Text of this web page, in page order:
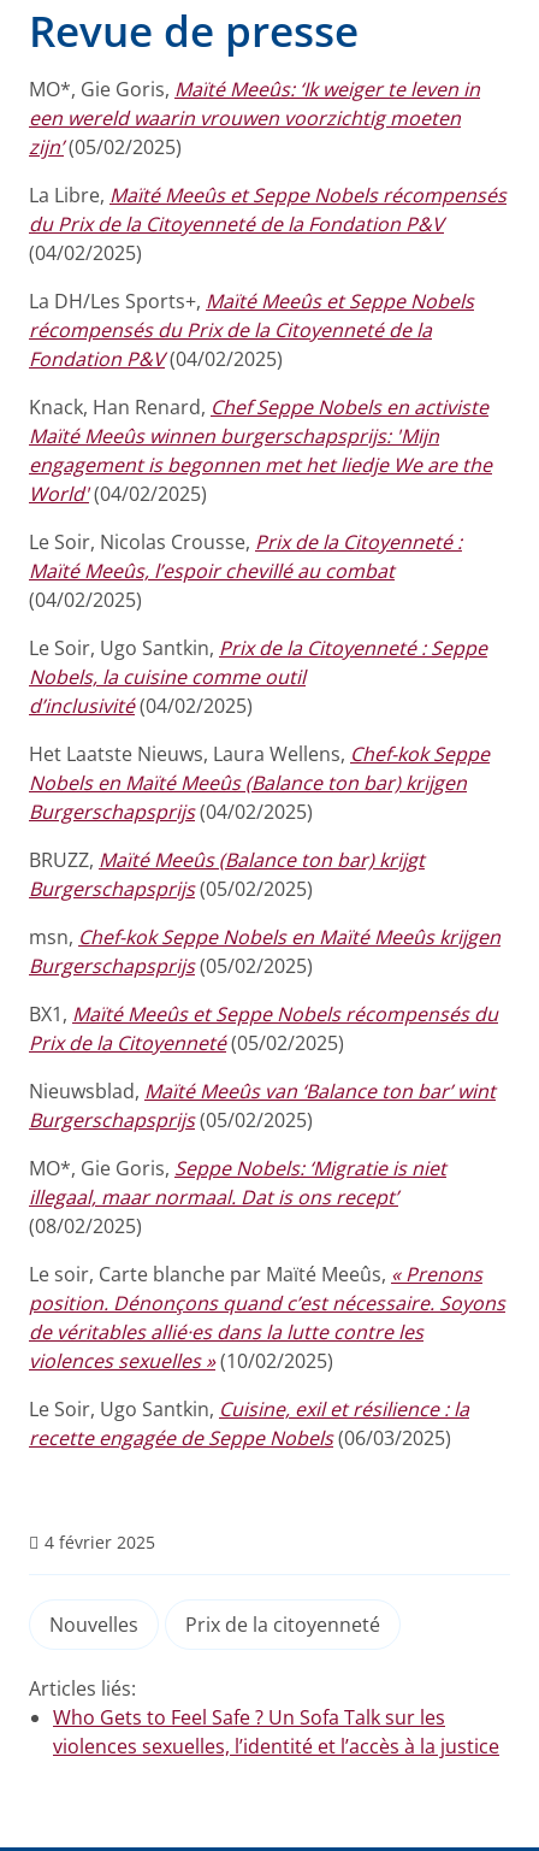
Revue de presse
MO*, Gie Goris, Maïté Meeûs: ‘Ik weiger te leven in
een wereld waarin vrouwen voorzichtig moeten
zijn’(05/02/2025)
La Libre, Maïté Meeûs et Seppe Nobels récompensés
du Prix de la Citoyenneté de la Fondation P&V
(04/02/2025)
La DH/Les Sports+, Maïté Meeûs et Seppe Nobels
récompensés du Prix de la Citoyenneté de la
Fondation P&V(04/02/2025)
Knack, Han Renard, Chef Seppe Nobels en activiste
Maïté Meeûs winnen burgerschapsprijs: 'Mijn
engagement is begonnen met het liedje We are the
World'(04/02/2025)
Le Soir, Nicolas Crousse, Prix de la Citoyenneté :
Maïté Meeûs, l’espoir chevillé au combat
(04/02/2025)
Le Soir, Ugo Santkin, Prix de la Citoyenneté : Seppe
Nobels, la cuisine comme outil
d’inclusivité(04/02/2025)
Het Laatste Nieuws, Laura Wellens, Chef-kok Seppe
Nobels en Maïté Meeûs (Balance ton bar) krijgen
Burgerschapsprijs(04/02/2025)
BRUZZ, Maïté Meeûs (Balance ton bar) krijgt
Burgerschapsprijs(05/02/2025)
msn, Chef-kok Seppe Nobels en Maïté Meeûs krijgen
Burgerschapsprijs(05/02/2025)
BX1, Maïté Meeûs et Seppe Nobels récompensés du
Prix de la Citoyenneté(05/02/2025)
Nieuwsblad, Maïté Meeûs van ‘Balance ton bar’ wint
Burgerschapsprijs(05/02/2025)
MO*, Gie Goris, Seppe Nobels: ‘Migratie is niet
illegaal, maar normaal. Dat is ons recept’
(08/02/2025)
Le soir, Carte blanche par Maïté Meeûs, « Prenons
position. Dénonçons quand c’est nécessaire. Soyons
de véritables allié·es dans la lutte contre les
violences sexuelles »(10/02/2025)
Le Soir, Ugo Santkin, Cuisine, exil et résilience : la
recette engagée de Seppe Nobels(06/03/2025)
4 février 2025
Nouvelles Prix de la citoyenneté
Articles liés:
Who Gets to Feel Safe ? Un Sofa Talk sur les
violences sexuelles, l’identité et l’accès à la justice